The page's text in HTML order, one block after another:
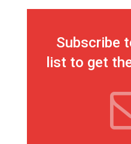
Subscribe
list to get